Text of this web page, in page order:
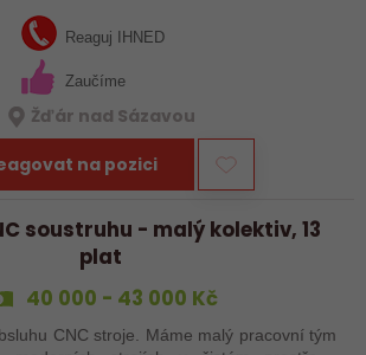
firma s dlouholetou tradicí a moderním
Reaguj IHNED
Zaučíme
Žďár nad Sázavou
na pozici
soustruhu - malý kolektiv, 13
plat
40 000 - 43 000 Kč
CNC stroje. Máme malý pracovní tým